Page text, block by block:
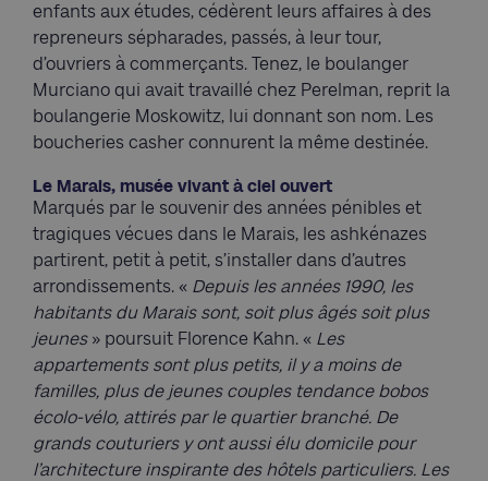
enfants aux études, cédèrent leurs affaires à des
repreneurs sépharades, passés, à leur tour,
d’ouvriers à commerçants. Tenez, le boulanger
Murciano qui avait travaillé chez Perelman, reprit la
boulangerie Moskowitz, lui donnant son nom. Les
boucheries casher connurent la même destinée.
Le Marais, musée vivant à ciel ouvert
Marqués par le souvenir des années pénibles et
tragiques vécues dans le Marais, les ashkénazes
partirent, petit à petit, s’installer dans d’autres
arrondissements. « Depuis les années 1990, les
habitants du Marais sont, soit plus âgés soit plus
jeunes» poursuit Florence Kahn. « Les
appartements sont plus petits, il y a moins de
familles, plus de jeunes couples tendance bobos
écolo-vélo, attirés par le quartier branché. De
grands couturiers y ont aussi élu domicile pour
l’architecture inspirante des hôtels particuliers. Les